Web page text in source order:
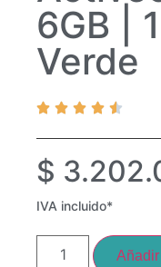
6GB |
Verde
$
IVA incluido*